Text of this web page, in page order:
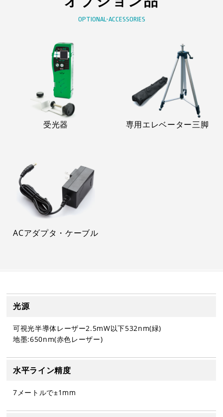
OPTIONAL-ACCESSORIES
受光器 専用エレベーター三脚
ACアダプタ・ケーブル
光源
可視光半導体レーザー2.5mW以下532nm(緑)
地墨:650nm(赤色レーザー)
水平ライン精度
7メートルで±1mm